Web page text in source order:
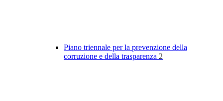
Piano triennale per la prevenzione della
corruzione e della trasparenza 2